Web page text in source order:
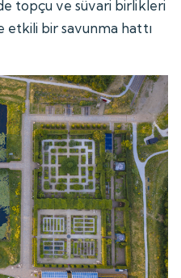
topçu ve süvari birlikleri
etkili bir savunma hattı